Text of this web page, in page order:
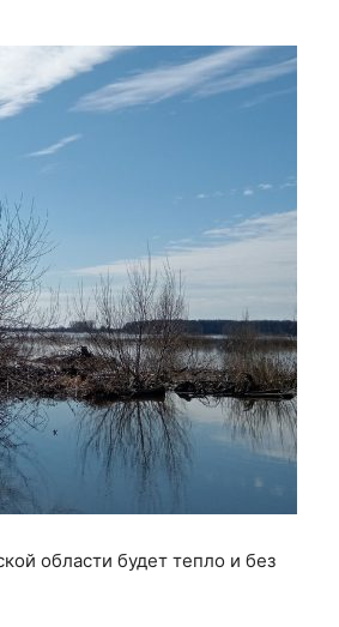
области будет тепло и без